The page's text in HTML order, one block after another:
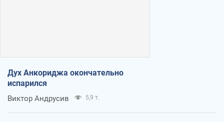
Дух Анкориджа окончательно
испарился
Виктор Андрусив 5,9 т.